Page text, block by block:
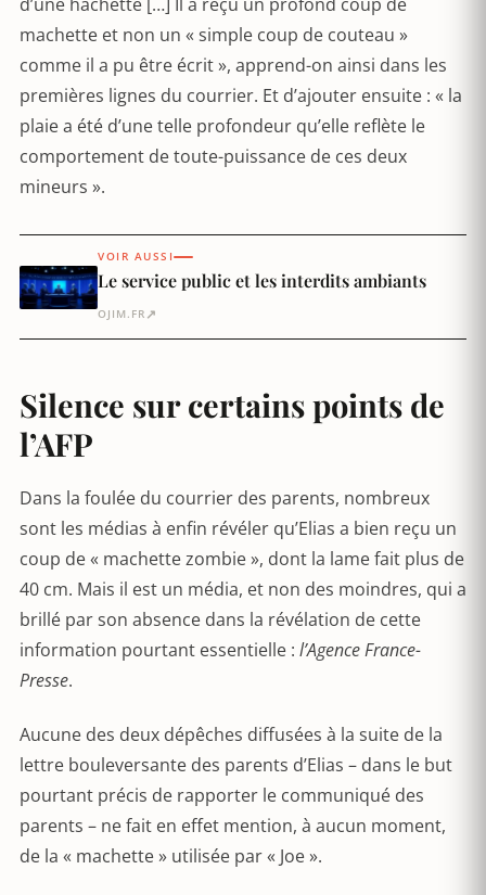
machette et non un « simple coup de couteau »
comme il a pu être écrit », apprend-on ainsi dans les
premières lignes du courrier. Et d’ajouter ensuite : « la
plaie a été d’une telle profondeur qu’elle reflète le
comportement de toute-puissance de ces deux
mineurs ».
VOIR AUSSI
Le service public et les interdits ambiants
OJIM.FR ↗
Silence sur certains points de
l’AFP
Dans la foulée du courrier des parents, nombreux
sont les médias à enfin révéler qu’Elias a bien reçu un
coup de « machette zombie », dont la lame fait plus de
40 cm. Mais il est un média, et non des moindres, qui a
brillé par son absence dans la révélation de cette
information pourtant essentielle : l’Agence France-
Presse.
Aucune des deux dépêches diffusées à la suite de la
lettre bouleversante des parents d’Elias – dans le but
pourtant précis de rapporter le communiqué des
parents – ne fait en effet mention, à aucun moment,
de la « machette » utilisée par « Joe ».